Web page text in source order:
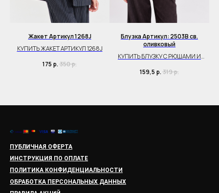
Жакет Артикул 1268J
КУПИТЬ ЖАКЕТ АРТИКУЛ 1268J
175 р. 350р.
Блузка Артикул: 2503B св.
оливковый
КУПИТЬ БЛУЗКУ С РЮШАМИ И
159,5 р. 319р.
ПУБЛИЧНАЯ ОФЕРТА
ИНСТРУКЦИЯ ПО ОПЛАТЕ
ПОЛИТИКА КОНФИДЕНЦИАЛЬНОСТИ
ОБРАБОТКА ПЕРСОНАЛЬНЫХ ДАННЫХ